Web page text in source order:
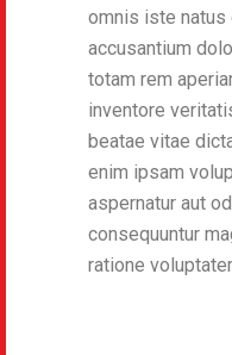
omnis iste natus
accusantium
totam rem
inventore
beatae vitae
enim ipsam
aspernatur aut
consequuntur
ratione